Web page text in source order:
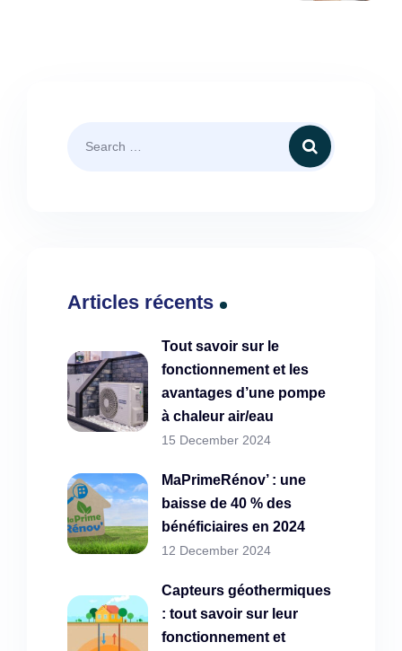
Articles récents
Tout savoir sur le
fonctionnement et les
avantages d’une pompe
à chaleur air/eau
15 December 2024
MaPrimeRénov’ : une
baisse de 40 % des
bénéficiaires en 2024
12 December 2024
Capteurs géothermiques
: tout savoir sur leur
fonctionnement et